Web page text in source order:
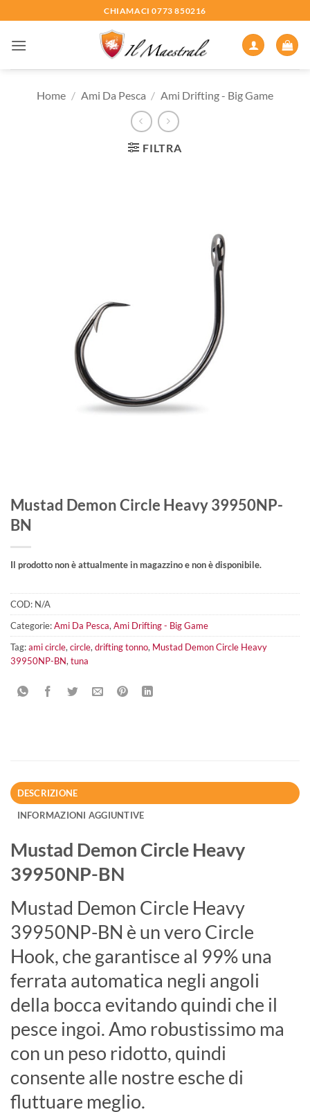
ai
contenuti
CHIAMACI 0773 850216
Home / Ami Da Pesca / Ami Drifting - Big Game
FILTRA
Mustad Demon Circle Heavy 39950NP-
BN
Il prodotto non è attualmente in magazzino e non è disponibile.
COD: N/A
Categorie:Ami Da Pesca,Ami Drifting - Big Game
Tag:ami circle,circle,drifting tonno, Mustad Demon Circle Heavy
39950NP-BN,tuna
DESCRIZIONE
INFORMAZIONI AGGIUNTIVE
Mustad Demon Circle Heavy
39950NP-BN
Mustad Demon Circle Heavy
39950NP-BN è un vero Circle
Hook, che garantisce al 99% una
ferrata automatica negli angoli
della bocca evitando quindi che il
pesce ingoi. Amo robustissimo ma
con un peso ridotto, quindi
consente alle nostre esche di
fluttuare meglio.